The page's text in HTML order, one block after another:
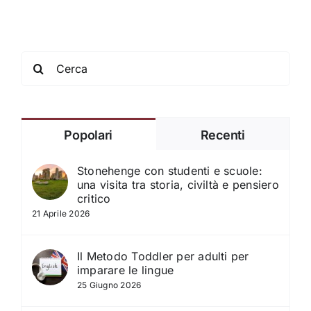
Popolari Recenti
Stonehenge con studenti e scuole:
una visita tra storia, civiltà e pensiero
critico
21 Aprile 2026
Il Metodo Toddler per adulti per
imparare le lingue
25 Giugno 2026